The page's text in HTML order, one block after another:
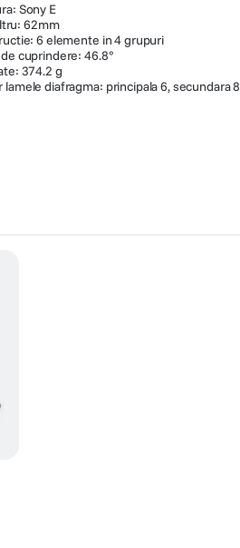
Sony E
62mm
6 elemente in 4 grupuri
cuprindere: 46.8°
374.2 g
lamele diafragma: principala 6, secundara 8